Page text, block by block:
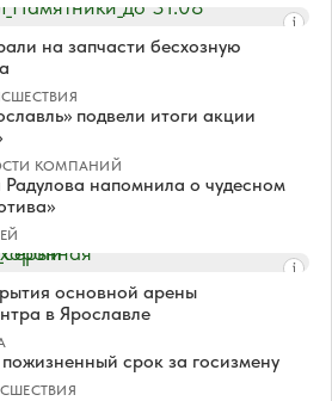
на запчасти бесхозную
подвели итоги акции
КОМПАНИЙ
напомнила о чудесном
основной арены
в Ярославле
срок за госизмену